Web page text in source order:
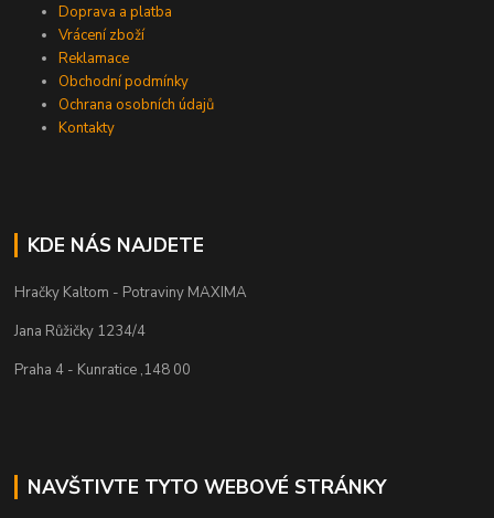
Doprava a platba
Vrácení zboží
Reklamace
Obchodní podmínky
Ochrana osobních údajů
Kontakty
KDE NÁS NAJDETE
Hračky Kaltom - Potraviny MAXIMA
Jana Růžičky 1234/4
Praha 4 - Kunratice ,148 00
NAVŠTIVTE TYTO WEBOVÉ STRÁNKY